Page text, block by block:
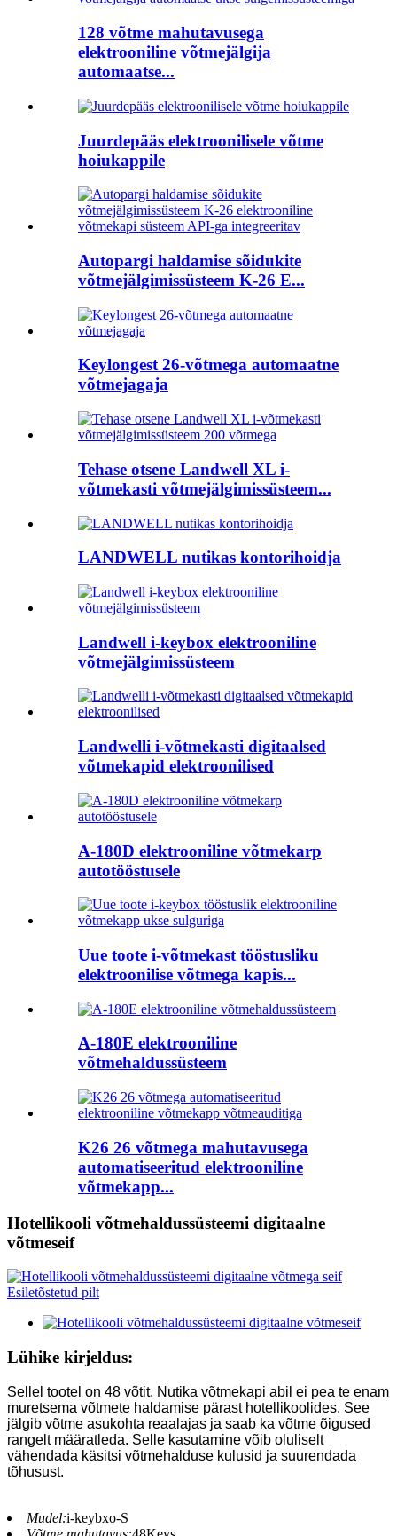
128 võtme mahutavusega
elektrooniline võtmejälgija
automaatse...
Juurdepääs elektroonilisele võtme
hoiukappile
Autopargi haldamise sõidukite
võtmejälgimissüsteem K-26 E...
Keylongest 26-võtmega automaatne
võtmejagaja
Tehase otsene Landwell XL i-
võtmekasti võtmejälgimissüsteem...
LANDWELL nutikas kontorihoidja
Landwell i-keybox elektrooniline
võtmejälgimissüsteem
Landwelli i-võtmekasti digitaalsed
võtmekapid elektroonilised
A-180D elektrooniline võtmekarp
autotööstusele
Uue toote i-võtmekast tööstusliku
elektroonilise võtmega kapis...
A-180E elektrooniline
võtmehaldussüsteem
K26 26 võtmega mahutavusega
automatiseeritud elektrooniline
võtmekapp...
Hotellikooli võtmehaldussüsteemi digitaalne
võtmeseif
Lühike kirjeldus:
Sellel tootel on 48 võtit. Nutika võtmekapi abil ei pea te enam
muretsema võtmete haldamise pärast hotellikoolides. See
jälgib võtme asukohta reaalajas ja saab ka võtme õigused
rangelt määratleda. Selle kasutamine võib oluliselt
vähendada käsitsi võtmehalduse kulusid ja suurendada
tõhusust.
Mudel:i-keybxo-S